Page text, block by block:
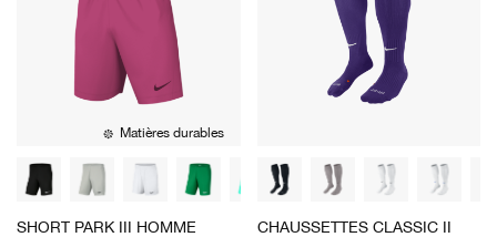
Matières durables
SHORT PARK III HOMME CHAUSSETTES CLASSIC II